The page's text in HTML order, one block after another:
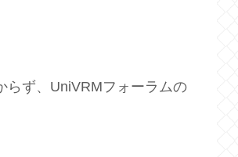
らず、UniVRMフォーラムの